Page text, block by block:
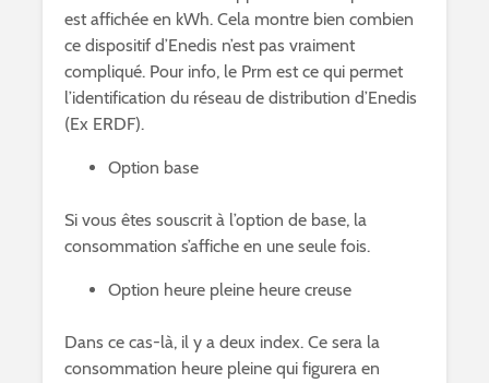
est affichée en kWh. Cela montre bien combien
ce dispositif d’Enedis n’est pas vraiment
compliqué. Pour info, le Prm est ce qui permet
l’identification du réseau de distribution d’Enedis
(Ex ERDF).
Option base
Si vous êtes souscrit à l’option de base, la
consommation s’affiche en une seule fois.
Option heure pleine heure creuse
Dans ce cas-là, il y a deux index. Ce sera la
consommation heure pleine qui figurera en